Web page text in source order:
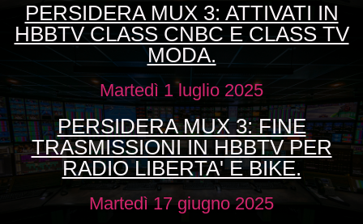
PERSIDERA MUX 3: ATTIVATI IN
HBBTV CLASS CNBC E CLASS TV
MODA.
Martedì 1 luglio 2025
PERSIDERA MUX 3: FINE
TRASMISSIONI IN HBBTV PER
RADIO LIBERTA' E BIKE.
Martedì 17 giugno 2025